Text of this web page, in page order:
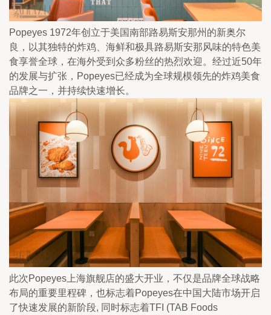
Popeyes 1972年创立于美国南部路易斯安那州的新奥尔
良，以其独特的炸鸡、海鲜和极具路易斯安那风味的特色美
食享誉全球，在海外受到众多粉丝的热烈欢迎。经过近50年
的发展与扩张，Popeyes已经成为全球规模领先的炸鸡美食
品牌之一，并持续快速增长。
此次Popeyes上海旗舰店的盛大开业，不仅是品牌全球战略
布局的重要里程碑，也标志着Popeyes在中国大陆市场开启
了快速发展的新阶段, 同时标志着TFI (TAB Foods